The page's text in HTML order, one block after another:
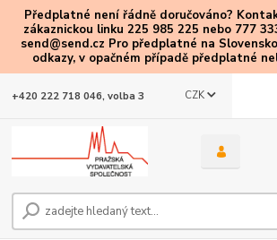
Předplatné není řádně doručováno?
zákaznickou linku 225 985 225 nebo 777
send@send.cz Pro předplatné na
odkazy, v opačném případě předplatné
CZK
+420 222 718 046, volba 3